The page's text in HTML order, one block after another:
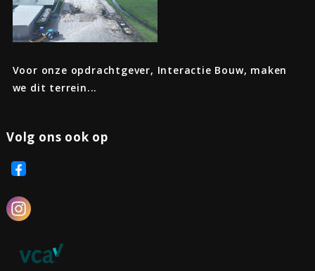
Voor onze opdrachtgever, Interactie Bouw, maken
we dit terrein...
Volg ons ook op